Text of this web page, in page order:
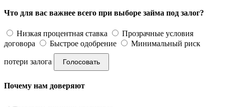
Что для вас важнее всего при выборе займа под залог?
Низкая процентная ставка
Прозрачные условия
договора
Быстрое одобрение Минимальный риск
потери залога Голосовать
Почему нам доверяют